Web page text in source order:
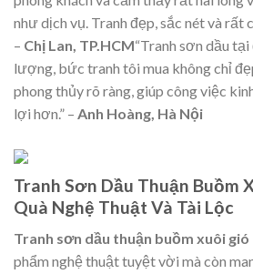
như dịch vụ. Tranh đẹp, sắc nét và rất
– Chị Lan, TP.HCM“Tranh sơn dầu
lượng, bức tranh tôi mua không chỉ
phong thủy rõ ràng, giúp công việc
lợi hơn.” – Anh Hoàng, Hà Nội
Tranh Sơn Dầu Thuận Buồm
Quà Nghệ Thuật Và Tài Lộc
Tranh sơn dầu thuận buồm xuôi gió
phẩm nghệ thuật tuyệt vời mà còn